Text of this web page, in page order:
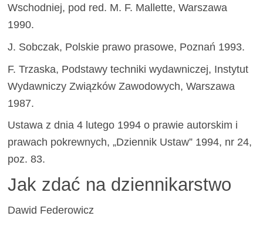
Wschodniej, pod red. M. F. Mallette, Warszawa
1990.
J. Sobczak, Polskie prawo prasowe, Poznań 1993.
F. Trzaska, Podstawy techniki wydawniczej, Instytut
Wydawniczy Związków Zawodowych, Warszawa
1987.
Ustawa z dnia 4 lutego 1994 o prawie autorskim i
prawach pokrewnych, „Dziennik Ustaw” 1994, nr 24,
poz. 83.
Jak zdać na dziennikarstwo
Dawid Federowicz